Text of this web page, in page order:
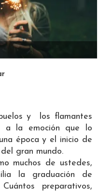
y los flamantes
a la emoción que lo
época y el inicio de
gran mundo.
muchos de ustedes,
la graduación de
preparativos,